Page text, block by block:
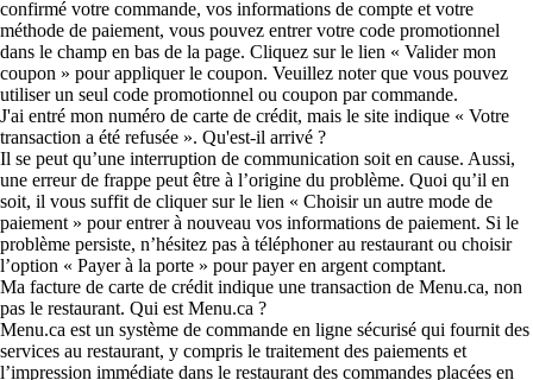
confirmé votre commande, vos informations de compte et votre
méthode de paiement, vous pouvez entrer votre code promotionnel
dans le champ en bas de la page. Cliquez sur le lien « Valider mon
coupon » pour appliquer le coupon. Veuillez noter que vous pouvez
utiliser un seul code promotionnel ou coupon par commande.
J'ai entré mon numéro de carte de crédit, mais le site indique « Votre
transaction a été refusée ». Qu'est-il arrivé ?
Il se peut qu’une interruption de communication soit en cause. Aussi,
une erreur de frappe peut être à l’origine du problème. Quoi qu’il en
soit, il vous suffit de cliquer sur le lien « Choisir un autre mode de
paiement » pour entrer à nouveau vos informations de paiement. Si le
problème persiste, n’hésitez pas à téléphoner au restaurant ou choisir
l’option « Payer à la porte » pour payer en argent comptant.
Ma facture de carte de crédit indique une transaction de Menu.ca, non
pas le restaurant. Qui est Menu.ca ?
Menu.ca est un système de commande en ligne sécurisé qui fournit des
services au restaurant, y compris le traitement des paiements et
l’impression immédiate dans le restaurant des commandes placées en